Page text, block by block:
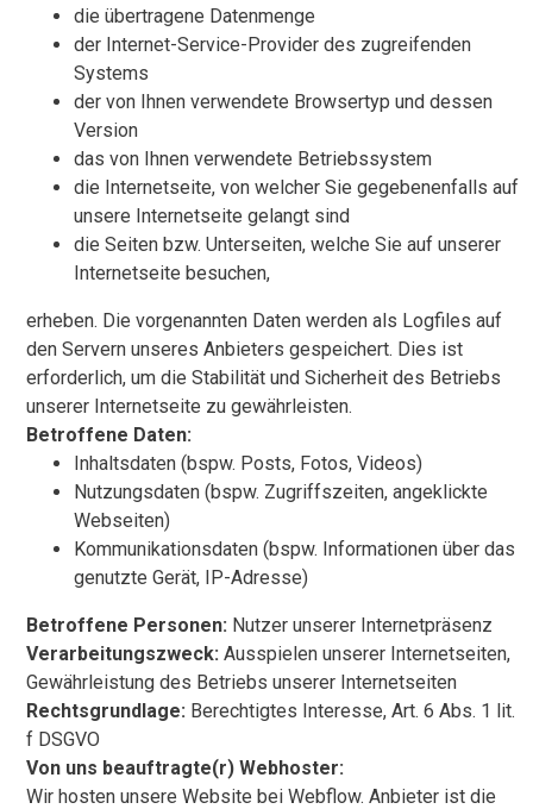
die übertragene Datenmenge
der Internet-Service-Provider des zugreifenden
Systems
der von Ihnen verwendete Browsertyp und dessen
Version
das von Ihnen verwendete Betriebssystem
die Internetseite, von welcher Sie gegebenenfalls auf
unsere Internetseite gelangt sind
die Seiten bzw. Unterseiten, welche Sie auf unserer
Internetseite besuchen,
erheben. Die vorgenannten Daten werden als Logfiles auf
den Servern unseres Anbieters gespeichert. Dies ist
erforderlich, um die Stabilität und Sicherheit des Betriebs
unserer Internetseite zu gewährleisten.
Betroffene Daten:
Inhaltsdaten (bspw. Posts, Fotos, Videos)
Nutzungsdaten (bspw. Zugriffszeiten, angeklickte
Webseiten)
Kommunikationsdaten (bspw. Informationen über das
genutzte Gerät, IP-Adresse)
Betroffene Personen: Nutzer unserer Internetpräsenz
Verarbeitungszweck: Ausspielen unserer Internetseiten,
Gewährleistung des Betriebs unserer Internetseiten
Rechtsgrundlage: Berechtigtes Interesse, Art. 6 Abs. 1 lit.
f DSGVO
Von uns beauftragte(r) Webhoster:
Wir hosten unsere Website bei Webflow. Anbieter ist die